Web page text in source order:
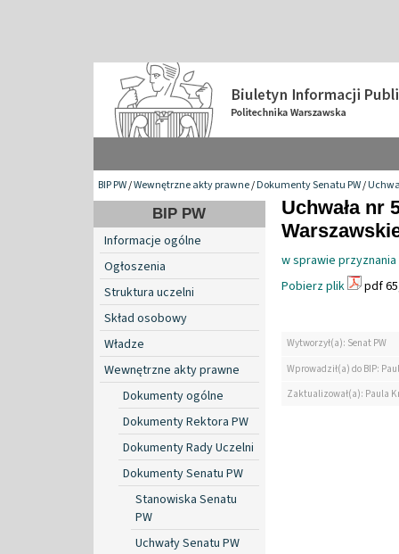
BIP PW/Wewnętrzne akty prawne/Dokumenty Senatu PW/
BIP PW
Informacje ogólne
Ogłoszenia
Struktura uczelni
Skład osobowy
Władze
Wewnętrzne akty prawne
Dokumenty ogólne
Dokumenty Rektora PW
Dokumenty Rady Uczelni
Dokumenty Senatu PW
Stanowiska Senatu
PW
Uchwały Senatu PW
Uchwała nr
w sprawie
Pobierz plik
pdf
Wytworzył(a): Senat PW
Wprowadził(a) do BIP:
Zaktualizował(a): Paula